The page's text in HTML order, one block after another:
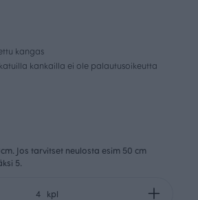
kangas
kankailla ei ole palautusoikeutta
Jos tarvitset neulosta esim 50 cm
5.
kpl